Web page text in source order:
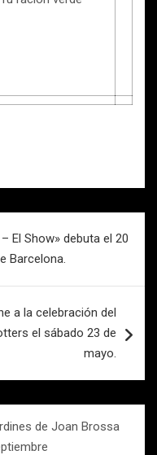
El Show» debuta el 20
Barcelona.
a la celebración del
el sábado 23 de
mayo.
de Joan Brossa